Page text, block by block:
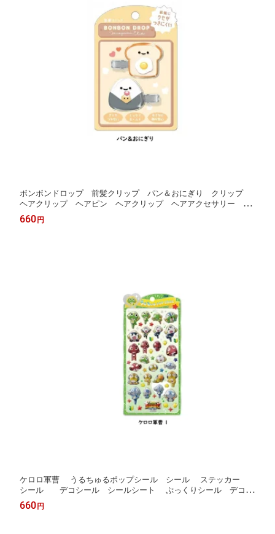
ボンボンドロップ 前髪クリップ パン＆おにぎり クリップ
ヘアクリップ ヘアピン ヘアクリップ ヘアアクセサリー
ピン留め 前髪クリップ クーリア
660 円
ケロロ軍曹 うるちゅるポップシール シール ステッカー
シール デコシール シールシート ぷっくりシール デコレ
ーションシール うるちゅるシール
660 円